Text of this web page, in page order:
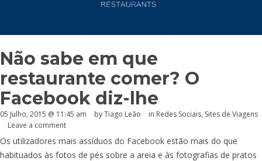
Não sabe em que
restaurante comer? O
Facebook diz-lhe
05 Julho, 2015 @ 11:45 am by Tiago Leão in Redes Sociais, Sites de Viagens
Leave a comment
Os utilizadores mais assíduos do Facebook estão mais do que
habituados às fotos de pés sobre a areia e às fotografias de pratos